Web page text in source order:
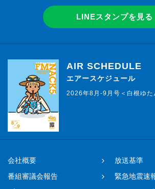
LINEスタンプを見る
AIR SCHEDULE
エアースケジュール
2026年8月-9月号＜白根ゆた
会社概要
放送基準
番組審議会報告
緊急地震速